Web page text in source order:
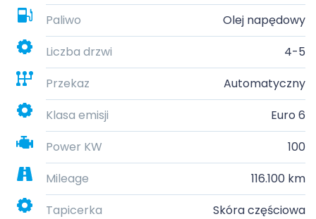
Paliwo
Olej napędowy
Liczba drzwi
4-5
Przekaz
Automatyczny
Klasa emisji
Euro 6
Power KW
100
Mileage
116.100 km
Tapicerka
Skóra częściowa